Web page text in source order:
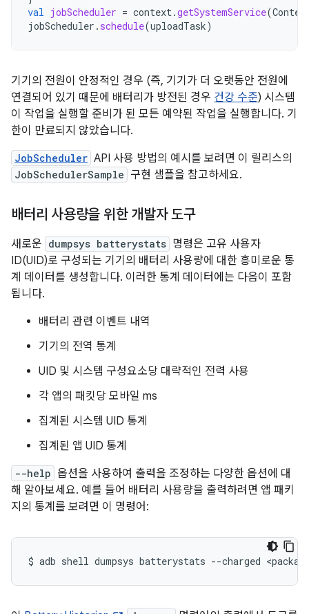
val jobScheduler = context.getSystemService(
jobScheduler . schedule(uploadTask)
기기의 전원이 안정적인 경우 (즉, 기기가 더 오랫동안 전원에
연결되어 있기 때문에 배터리가 방전된 경우 건강 수준) 시스템
이 작업을 실행할 준비가 된 모든 예약된 작업을 실행합니다. 기
한이 만료되지 않았습니다.
JobScheduler API 사용 방법의 예시를 보려면 이 릴리스의
JobSchedulerSample 구현 샘플을 참고하세요.
배터리 사용량을 위한 개발자 도구
새로운 dumpsys batterystats 명령은 고유 사용자
ID(UID)로 구성되는 기기의 배터리 사용량에 대한 흥미로운 통
계 데이터를 생성합니다. 이러한 통계 데이터에는 다음이 포함
됩니다.
배터리 관련 이벤트 내역
기기의 전역 통계
UID 및 시스템 구성요소당 대략적인 전력 사용
각 앱의 패킷당 모바일 ms
집계된 시스템 UID 통계
집계된 앱 UID 통계
--help 옵션을 사용하여 출력을 조정하는 다양한 옵션에 대
해 알아보세요. 예를 들어 배터리 사용량을 출력하려면 앱 패키
지의 통계를 보려면 이 명령어:
$ adb shell dumpsys batterystats --charged